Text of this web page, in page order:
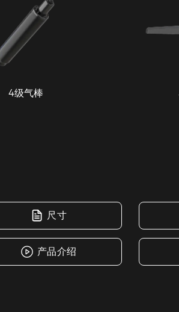
4级气棒
尺寸
产品介绍